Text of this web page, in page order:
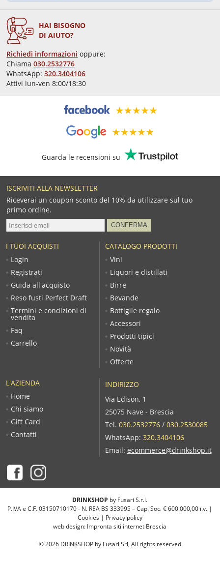
HAI BISOGNO
DI AIUTO?
Richiedi informazioni oppure:
Chiama030.2532776
WhatsApp:320.3404106
Attivi lun-ven 8:00/18:30
Guarda le recensioni su
ISCRIVITI ALLA NEWSLETTER
Riceverai un coupon sconto del 10% da utilizzare sul tuo
primo ordine.
L'AZIENDA
Home
Chi siamo
Gift Card
Contatti
CATALOGO PRODOTTI
Vini
Liquori e distillati
Birre
Bevande
Bottiglie regalo
Accessori
Prodotti tipici
Novità
Offerte
I TUOI ACQUISTI
Login
Registrati
Guida all'acquisto
Reso fusti Perfect Draft
Termini e condizioni di
vendita
Faq
Carrello
INDIRIZZO
Via Edison, 1
25075 Nave - Brescia
Tel. 030.2532776/ 030.2530085
WhatsApp: 320.3404106
Email: ecommerce@drinkshop.it
DRINKSHOP by Fusari S.r.l.
P.IVA e C.F. 03150710170 - N. REA BS 333995 – Cap. Soc. € 600.000,00 i.v. |
Cookies| Privacy policy
web design: Impronta siti internet Brescia
©2026 DRINKSHOP by Fusari Srl, All rights reserved